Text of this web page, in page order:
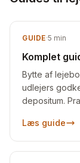
GUIDE·5 min
Komplet
Bytte af
udlejers
depositum.
Læs guide